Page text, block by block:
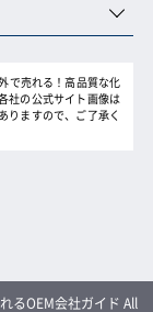
で売れる！高品質な化
社の公式サイト画像は
りますので、ご了承く
るOEM会社ガイド All